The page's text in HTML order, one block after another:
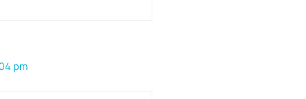
pm